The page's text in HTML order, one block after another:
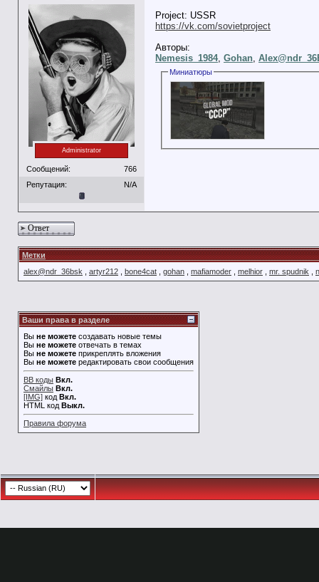
Administrator
Сообщений:
766
Репутация:
N/A
Project: USSR
https://vk.com/sovietproject
Авторы:
Nemesis_1984, Gohan,
Миниатюры
Ответ
Метки
alex@ndr_36bsk
artyr212 bone4cat gohan mafiamoder melhior mr. spudnik
Ваши права в разделе
Вы не можете создавать новые темы
Вы не можете отвечать в темах
Вы не можете прикреплять вложения
Вы не можете редактировать свои сообщения
BB коды Вкл.
Смайлы Вкл.
[IMG] код Вкл.
HTML код Выкл.
Правила форума